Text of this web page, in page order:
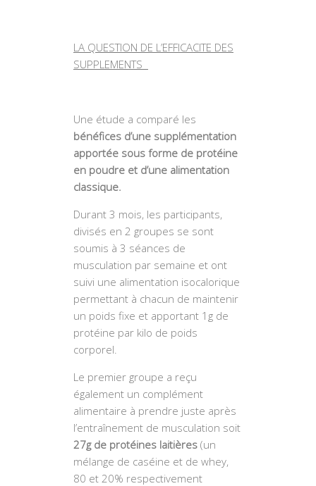
LA QUESTION DE L’EFFICACITE DES
SUPPLEMENTS
Une étude a comparé les
bénéfices d’une supplémentation
apportée sous forme de protéine
en poudre et d’une alimentation
classique.
Durant 3 mois, les participants,
divisés en 2 groupes se sont
soumis à 3 séances de
musculation par semaine et ont
suivi une alimentation isocalorique
permettant à chacun de maintenir
un poids fixe et apportant 1g de
protéine par kilo de poids
corporel.
Le premier groupe a reçu
également un complément
alimentaire à prendre juste après
l’entraînement de musculation soit
27g de protéines laitières (un
mélange de caséine et de whey,
80 et 20% respectivement